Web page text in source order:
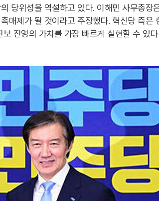
당위성을 역설하고 있다. 이해민 사무총장
매제가 될 것이라고 주장했다. 혁신당 측은
진영의 가치를 가장 빠르게 실현할 수 있